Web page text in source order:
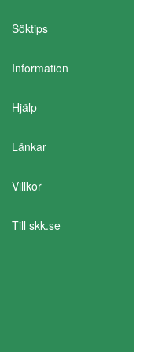
Söktips
Information
Hjälp
Länkar
Villkor
Till skk.se
Aktivera Talande Webb